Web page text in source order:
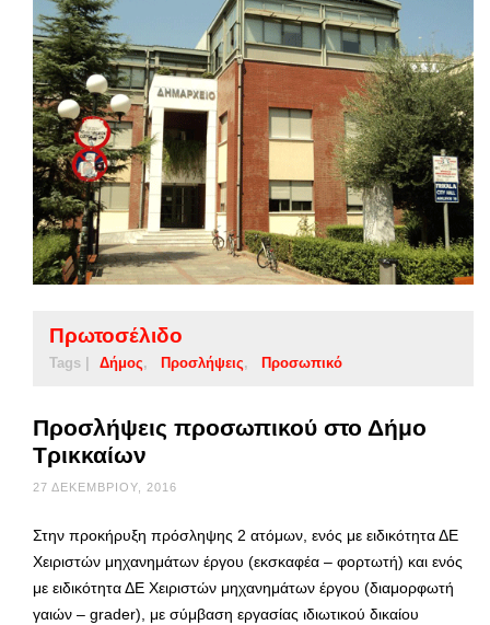
Πρωτοσέλιδο
Tags | Δήμος Προσλήψεις Προσωπικό
Προσλήψεις προσωπικού στο Δήμο
Τρικκαίων
27 ΔΕΚΕΜΒΡΊΟΥ, 2016
Στην προκήρυξη πρόσληψης 2 ατόμων, ενός με ειδικότητα ΔΕ
Χειριστών μηχανημάτων έργου (εκσκαφέα – φορτωτή) και ενός
με ειδικότητα ΔΕ Χειριστών μηχανημάτων έργου (διαμορφωτή
γαιών – grader), με σύμβαση εργασίας ιδιωτικού δικαίου